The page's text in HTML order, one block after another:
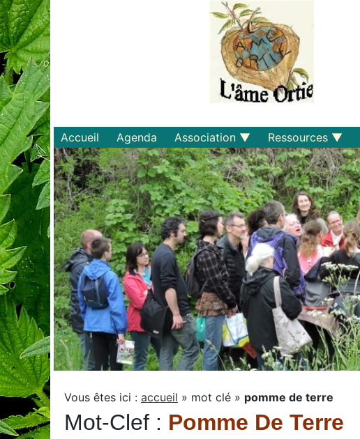
Accueil
Agenda
Association
Qui sommes-nous ?
Statuts et règlements
Adhérer
Documents
Plaquette
Bulletin d'adhésion
Ressources
Savoirs
Matériel
Livres
Recettes
Projets
Vous êtes ici : accueil » mot clé » pomme de terre
Mot-Clef : Pomme De Terre